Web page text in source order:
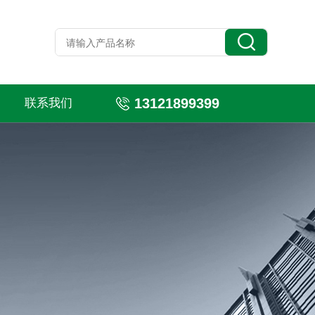
联系我们 13121899399